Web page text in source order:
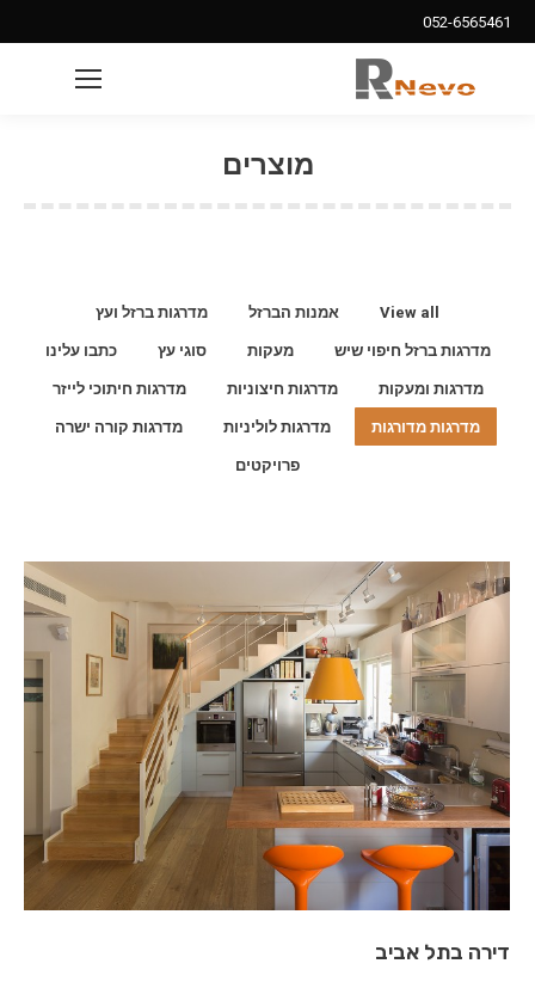
052-6565461
Search:
מוצרים
View all אמנות הברזל מדרגות ברזל ועץ
מדרגות ברזל חיפוי שיש מעקות סוגי עץ כתבו עלינו
מדרגות ומעקות מדרגות חיצוניות מדרגות חיתוכי לייזר
מדרגות מדורגות מדרגות לוליניות מדרגות קורה ישרה
פרויקטים
דירה בתל אביב